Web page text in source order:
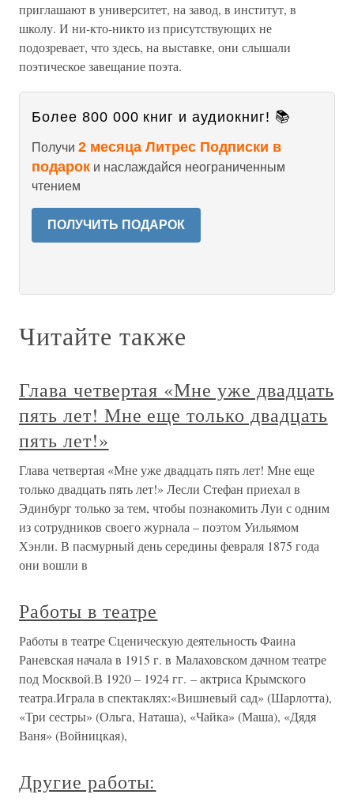
приглашают в университет, на завод, в институт, в
школу. И ни-кто-никто из присутствующих не
подозревает, что здесь, на выставке, они слышали
поэтическое завещание поэта.
Более 800 000 книг и аудиокниг! 📚
Получи 2 месяца Литрес Подписки в
подарок и наслаждайся неограниченным
чтением
ПОЛУЧИТЬ ПОДАРОК
Читайте также
Глава четвертая «Мне уже двадцать
пять лет! Мне еще только двадцать
пять лет!»
Глава четвертая «Мне уже двадцать пять лет! Мне еще
только двадцать пять лет!» Лесли Стефан приехал в
Эдинбург только за тем, чтобы познакомить Луи с одним
из сотрудников своего журнала – поэтом Уильямом
Хэнли. В пасмурный день середины февраля 1875 года
они вошли в
Работы в театре
Работы в театре Сценическую деятельность Фаина
Раневская начала в 1915 г. в Малаховском дачном театре
под Москвой.В 1920 – 1924 гг. – актриса Крымского
театра.Играла в спектаклях:«Вишневый сад» (Шарлотта),
«Три сестры» (Ольга, Наташа), «Чайка» (Маша), «Дядя
Ваня» (Войницкая),
Другие работы: